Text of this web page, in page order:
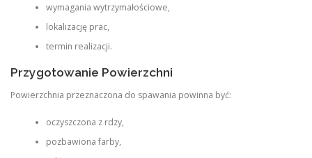
wymagania wytrzymałościowe,
lokalizację prac,
termin realizacji.
Przygotowanie Powierzchni
Powierzchnia przeznaczona do spawania powinna być:
oczyszczona z rdzy,
pozbawiona farby,